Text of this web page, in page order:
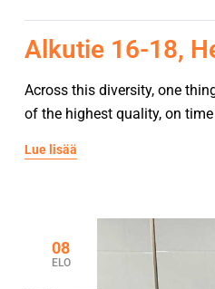
Alkutie 16-18,
Across this diversity, one
of the highest quality, on
Lue lisää
08
ELO